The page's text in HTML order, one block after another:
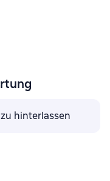
hinterlassen